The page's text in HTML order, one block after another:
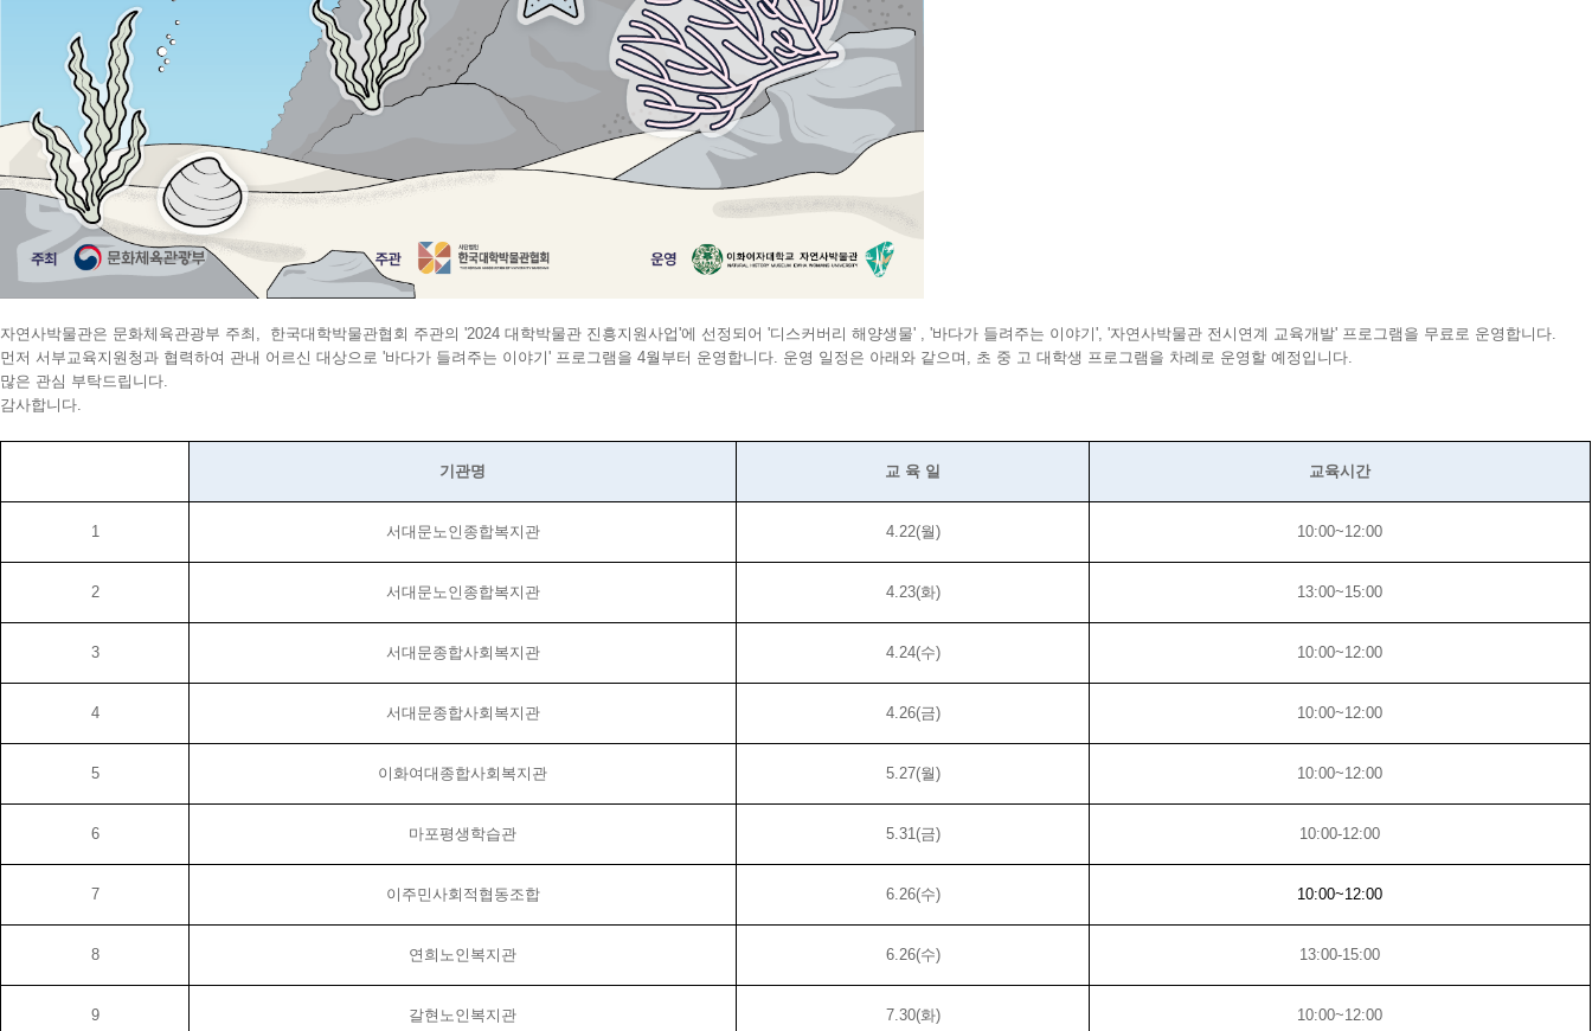
자연사박물관은 문화체육관광부 주최, 한국대학박물관협회 주관의 '2024 대학박물관 진흥지원사업'에 선정되어 '디스커버리 해양생물' , '바다가 들려주는 이야기', '자연사박물관 전시연계 교육개발' 프로그램을 무료로 운영합니다.
먼저 서부교육지원청과 협력하여 관내 어르신 대상으로 '바다가 들려주는 이야기' 프로그램을 4월부터 운영합니다. 운영 일정은 아래와 같으며, 초 중 고 대학생 프로그램을 차례로 운영할 예정입니다.
많은 관심 부탁드립니다.
감사합니다.
기관명 교 육 일 교육시간
1 서대문노인종합복지관 4.22(월) 10:00~12:00
2 서대문노인종합복지관 4.23(화) 13:00~15:00
3 서대문종합사회복지관 4.24(수) 10:00~12:00
4 서대문종합사회복지관 4.26(금) 10:00~12:00
5 이화여대종합사회복지관 5.27(월) 10:00~12:00
6 마포평생학습관 5.31(금) 10:00-12:00
7 이주민사회적협동조합 6.26(수) 10:00~12:00
8 연희노인복지관 6.26(수) 13:00-15:00
9 갈현노인복지관 7.30(화) 10:00~12:00